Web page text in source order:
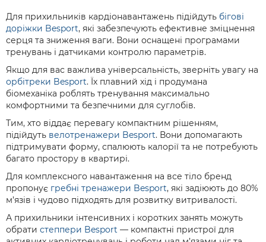
Для прихильників кардіонавантажень підійдуть бігові
доріжки Besport, які забезпечують ефективне зміцнення
серця та зниження ваги. Вони оснащені програмами
тренувань і датчиками контролю параметрів.
Якщо для вас важлива універсальність, зверніть увагу на
орбітреки Besport. Їх плавний хід і продумана
біомеханіка роблять тренування максимально
комфортними та безпечними для суглобів.
Тим, хто віддає перевагу компактним рішенням,
підійдуть велотренажери Besport. Вони допомагають
підтримувати форму, спалюють калорії та не потребують
багато простору в квартирі.
Для комплексного навантаження на все тіло бренд
пропонує гребні тренажери Besport, які задіюють до 80%
м’язів і чудово підходять для розвитку витривалості.
А прихильники інтенсивних і коротких занять можуть
обрати степпери Besport — компактні пристрої для